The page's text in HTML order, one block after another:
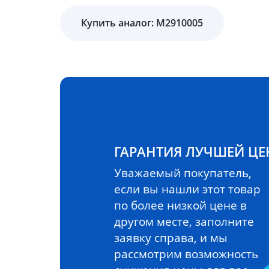
Купить аналог: M2910005
ГАРАНТИЯ ЛУЧШЕЙ
Уважаемый покупатель,
если вы нашли этот товар
по более низкой цене в
другом месте, заполните
заявку справа, и мы
рассмотрим возможность